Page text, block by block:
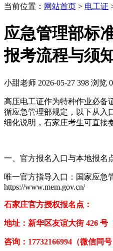
当前位置： 网站首页 > 电工证
应急管理部标
报考流程与须
小甜老师 2026-05-27 398 浏览
高压电工证作为特种作业必备
循应急管理部规定，以下从入
细化说明，石家庄考生可直接
一、官方报名入口与本地报名
唯一官方指导入口：国家应急
https://www.mem.gov.cn/
石家庄官方授权报名点：
地址：新华区友谊大街 426 号
咨询：17732166994（微信同